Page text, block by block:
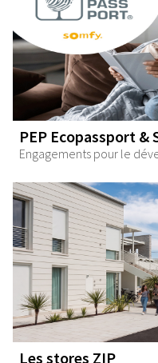
PEP Ecopassport &
Engagements pour le
Les stores ZIP